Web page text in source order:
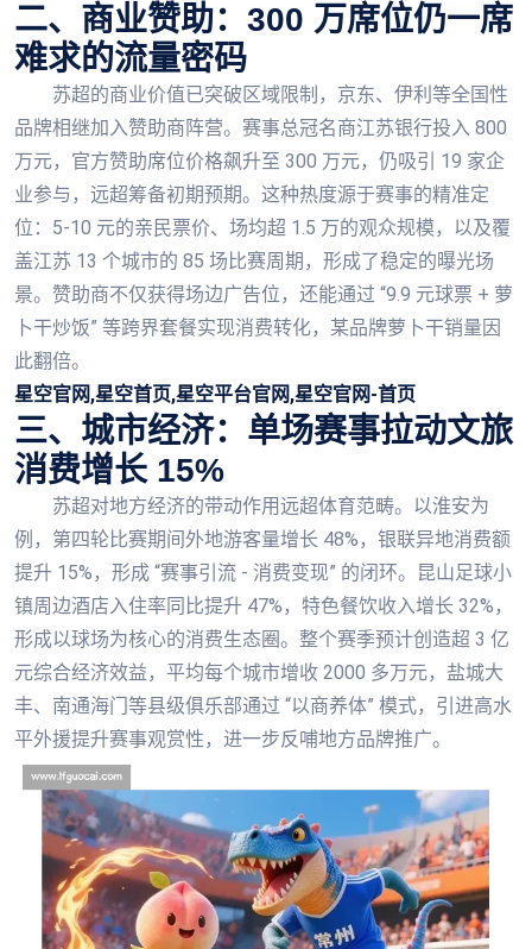
二、商业赞助：300 万席位仍一席
难求的流量密码
苏超的商业价值已突破区域限制，京东、伊利等全国性
品牌相继加入赞助商阵营。赛事总冠名商江苏银行投入 800
万元，官方赞助席位价格飙升至 300 万元，仍吸引 19 家企
业参与，远超筹备初期预期。这种热度源于赛事的精准定
位：5-10 元的亲民票价、场均超 1.5 万的观众规模，以及覆
盖江苏 13 个城市的 85 场比赛周期，形成了稳定的曝光场
景。赞助商不仅获得场边广告位，还能通过 “9.9 元球票 + 萝
卜干炒饭” 等跨界套餐实现消费转化，某品牌萝卜干销量因
此翻倍。
星空官网,星空首页,星空平台官网,星空官网-首页
三、城市经济：单场赛事拉动文旅
消费增长 15%
苏超对地方经济的带动作用远超体育范畴。以淮安为
例，第四轮比赛期间外地游客量增长 48%，银联异地消费额
提升 15%，形成 “赛事引流 - 消费变现” 的闭环。昆山足球小
镇周边酒店入住率同比提升 47%，特色餐饮收入增长 32%，
形成以球场为核心的消费生态圈。整个赛季预计创造超 3 亿
元综合经济效益，平均每个城市增收 2000 多万元，盐城大
丰、南通海门等县级俱乐部通过 “以商养体” 模式，引进高水
平外援提升赛事观赏性，进一步反哺地方品牌推广。